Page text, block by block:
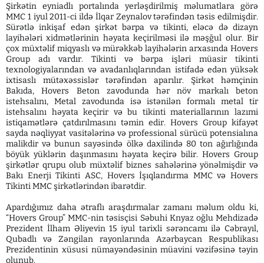
Şirkətin eyniadlı portalında yerləşdirilmiş məlumatlara görə
MMC 1 iyul 2011-ci ildə İlqar Zeynalov tərəfindən təsis edilmişdir.
Sürətlə inkişaf edən şirkət bərpa və tikinti, eləcə də dizayn
layihələri xidmətlərinin həyata keçirilməsi ilə məşğul olur. Bir
çox müxtəlif miqyaslı və mürəkkəb layihələrin arxasında Hovers
Group adı vardır. Tikinti və bərpa işləri müasir tikinti
texnologiyalarından və avadanlıqlarından istifadə edən yüksək
ixtisaslı mütəxəssislər tərəfindən aparılır. Şirkət həmçinin
Bakıda, Hovers Beton zavodunda hər növ markalı beton
istehsalını, Metal zavodunda isə istənilən formalı metal tir
istehsalını həyata keçirir və bu tikinti materiallarının lazımi
istiqamətlərə çatdırılmasını təmin edir. Hovers Group kifayət
sayda nəqliyyat vasitələrinə və professional sürücü potensialına
malikdir və bunun sayəsində ölkə daxilində 80 ton ağırlığında
böyük yüklərin daşınmasını həyata keçirə bilir. Hovers Group
şirkətlər qrupu olub müxtəlif biznes sahələrinə yönəlmişdir və
Bakı Enerji Tikinti ASC, Hovers İşıqlandırma MMC və Hovers
Tikinti MMC şirkətlərindən ibarətdir.
Apardığımız daha ətraflı araşdırmalar zamanı məlum oldu ki,
“Hovers Group” MMC-nin təsisçisi Səbuhi Knyaz oğlu Mehdizadə
Prezident İlham Əliyevin 15 iyul tarixli sərəncamı ilə Cəbrayıl,
Qubadlı və Zəngilan rayonlarında Azərbaycan Respublikası
Prezidentinin xüsusi nümayəndəsinin müavini vəzifəsinə təyin
olunub.